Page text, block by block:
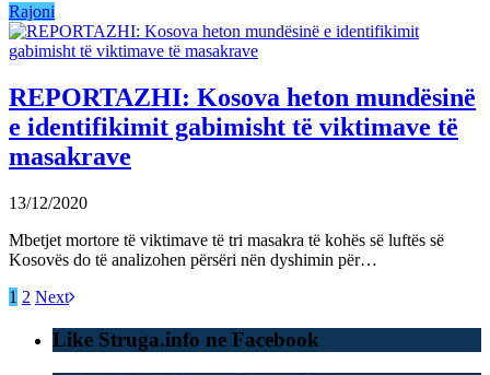
Rajoni
REPORTAZHI: Kosova heton mundësinë
e identifikimit gabimisht të viktimave të
masakrave
13/12/2020
Mbetjet mortore të viktimave të tri masakra të kohës së luftës së
Kosovës do të analizohen përsëri nën dyshimin për…
1 2 Next
Like Struga.info ne Facebook